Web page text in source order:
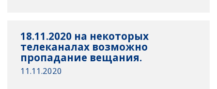
18.11.2020 на некоторых
телеканалах возможно
пропадание вещания.
11.11.2020